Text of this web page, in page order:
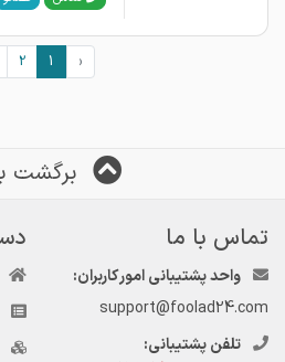
‹
1
2
برگشت
تماس با ما
واحد پشتیبانی امور کاربران:
support@foolad24.com
تلفن پشتیبانی: